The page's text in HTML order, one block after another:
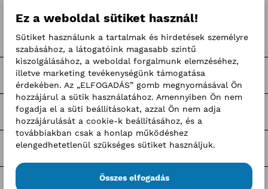
Pályaorientációs hírek
BKIK Szakképzési Iroda pályázatok
Nagy Elek cikkek
Kerületi pályázatok
Pályázatfigyelő
Ez a weboldal sütiket használ!
Sütiket használunk a tartalmak és hirdetések személyre
szabásához, a látogatóink magasabb szintű
kiszolgálásához, a weboldal forgalmunk elemzéséhez,
illetve marketing tevékenységünk támogatása
érdekében. Az „ELFOGADÁS” gomb megnyomásával Ön
hozzájárul a sütik használatához. Amennyiben Ön nem
fogadja el a süti beállításokat, azzal Ön nem adja
hozzájárulását a cookie-k beállításához, és a
továbbiakban csak a honlap működéshez
elengedhetetlenül szükséges sütiket használjuk.
Összes elfogadás